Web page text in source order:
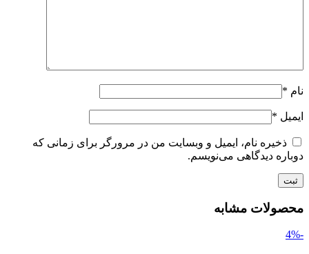
نام *
ایمیل *
ذخیره نام، ایمیل و وبسایت من در مرورگر برای زمانی که
دوباره دیدگاهی می‌نویسم.
محصولات مشابه
-4%